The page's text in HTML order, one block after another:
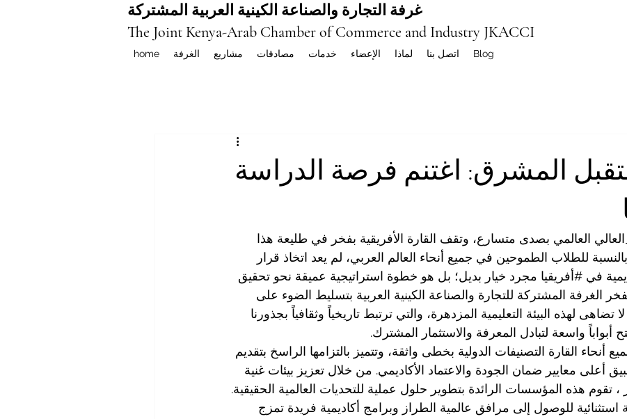
غرفة التجارة والصناعة الكينية العربية المشتركة
The Joint Kenya-Arab Chamber of Commerce and Industry JKACCI
home الغرفة مشاريع مصادقات خدمات الإعضاء لماذا اتصل بنا Blog
المشرق: اغتنم فرصة الدراسة
العالمي بصدى متسارع، وتقف القارة الأفريقية بفخر في طليعة هذا
بالنسبة للطلاب الطموحين في جميع أنحاء العالم العربي، لم يعد اتخاذ قرار
في #أفريقيا مجرد خيار بديل؛ بل هو خطوة استراتيجية عميقة نحو تحقيق
الغرفة المشتركة للتجارة والصناعة الكينية العربية بتسليط الضوء على
تضاهى لهذه البيئة التعليمية المزدهرة، والتي ترتبط تاريخياً وثقافياً بجذورنا
أبواباً واسعة لتبادل المعرفة والاستثمار المشترك.
أنحاء القارة التصنيفات الدولية بخطى واثقة، وتتميز بالتزامها الراسخ بتقديم
أعلى معايير ضمان الجودة والاعتماد الأكاديمي. من خلال تعزيز بيئات غنية
، تقوم هذه المؤسسات الرائدة بتطوير حلول عملية للتحديات العالمية الحقيقية.
للوصول إلى مرافق عالمية الطراز وبرامج أكاديمية فريدة تمزج